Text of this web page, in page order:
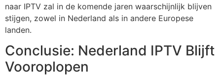
naar IPTV zal in de komende jaren waarschijnlijk blijven
stijgen, zowel in Nederland als in andere Europese
landen.
Conclusie: Nederland IPTV Blijft
Vooroplopen